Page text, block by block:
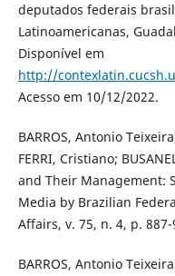
deputados federais
Latinoamericanas,
Disponível em
http://
Acesso em 10/12/2022.
BARROS, Antonio
FERRI, Cristiano;
and Their Management:
Media by Brazilian
Affairs, v. 75, n. 4, p.
BARROS, Antonio